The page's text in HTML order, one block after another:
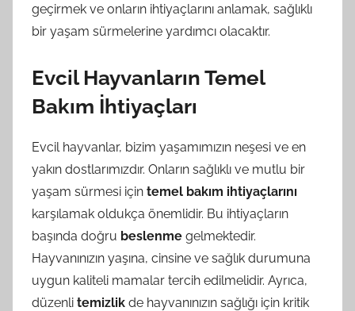
geçirmek ve onların ihtiyaçlarını anlamak, sağlıklı
bir yaşam sürmelerine yardımcı olacaktır.
Evcil Hayvanların Temel
Bakım İhtiyaçları
Evcil hayvanlar, bizim yaşamımızın neşesi ve en
yakın dostlarımızdır. Onların sağlıklı ve mutlu bir
yaşam sürmesi için temel bakım ihtiyaçlarını
karşılamak oldukça önemlidir. Bu ihtiyaçların
başında doğru beslenme gelmektedir.
Hayvanınızın yaşına, cinsine ve sağlık durumuna
uygun kaliteli mamalar tercih edilmelidir. Ayrıca,
düzenli temizlik de hayvanınızın sağlığı için kritik